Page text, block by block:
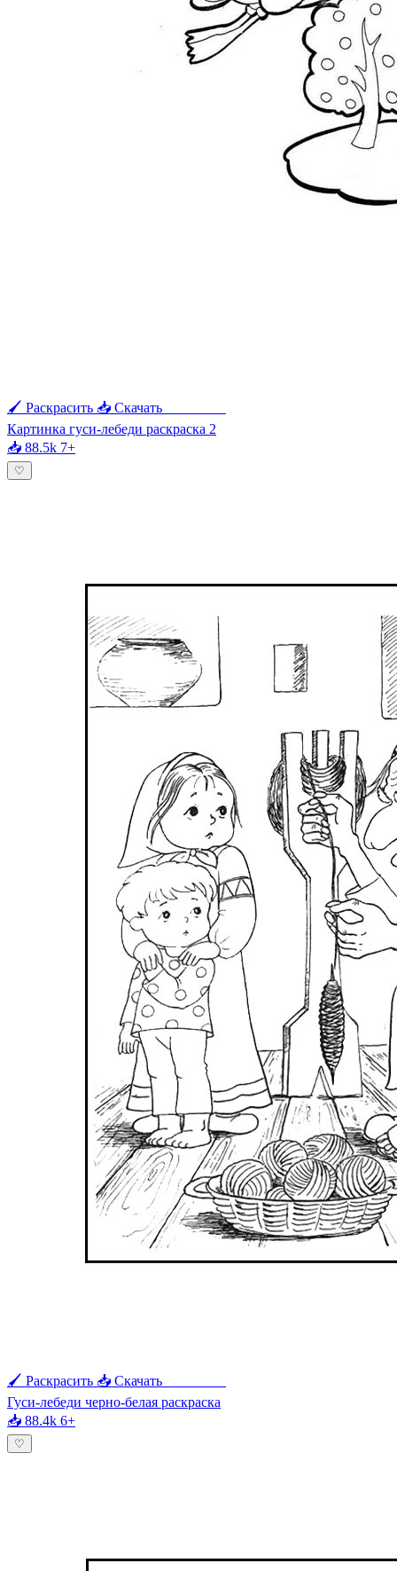
🖌 Раскрасить 📥 Скачать
Картинка гуси-лебеди раскраска 2
📥 88.5k 7+
♡
🖌 Раскрасить 📥 Скачать
Гуси-лебеди черно-белая раскраска
📥 88.4k 6+
♡